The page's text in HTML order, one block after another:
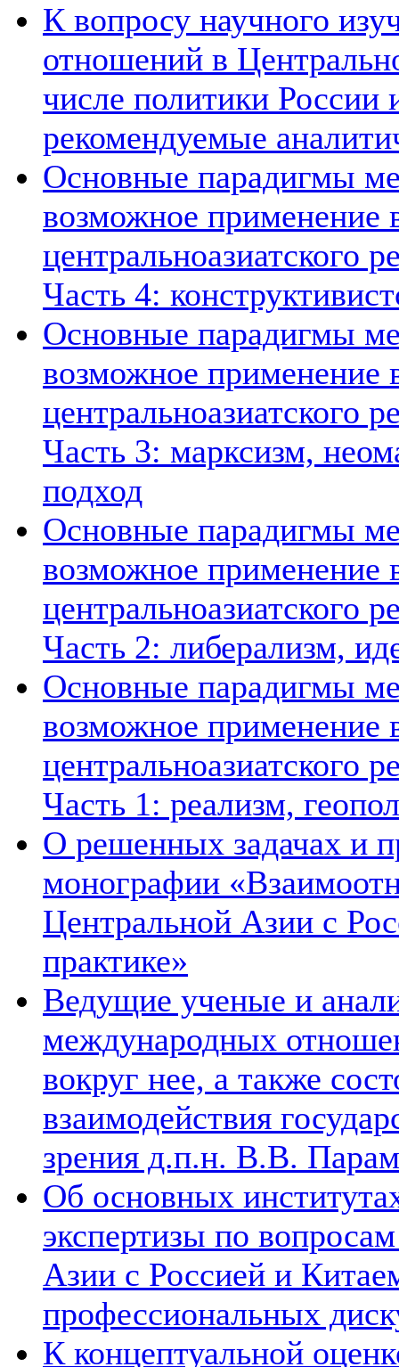
К вопросу научного
отношений в
числе политики России
рекомендуемые
Основные парадигмы
возможное применение
центральноазиатского
Часть 4:
Основные парадигмы
возможное применение
центральноазиатского
Часть 3: марксизм,
подход
Основные парадигмы
возможное применение
центральноазиатского
Часть 2: либерализм,
Основные парадигмы
возможное применение
центральноазиатского
Часть 1: реализм,
О решенных задачах и
монографии
Центральной Азии с
практике»
Ведущие ученые и
международных
вокруг нее, а также
взаимодействия
зрения д.п.н. В.В.
Об основных
экспертизы по
Азии с Россией и
профессиональных
К концептуальной